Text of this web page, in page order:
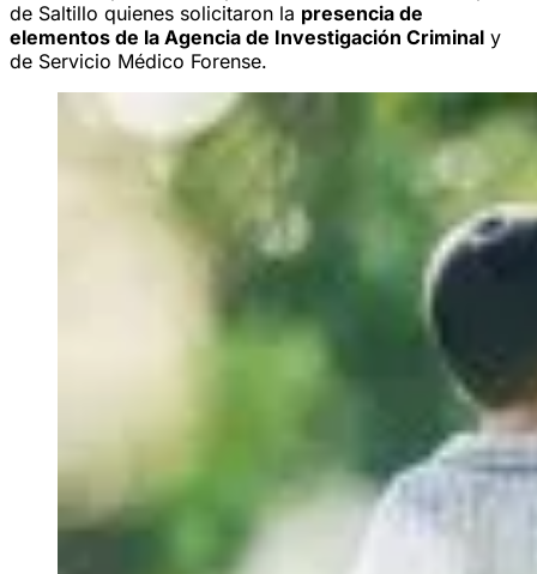
de Saltillo quienes solicitaron la presencia de
elementos de la Agencia de Investigación Criminal y
de Servicio Médico Forense.